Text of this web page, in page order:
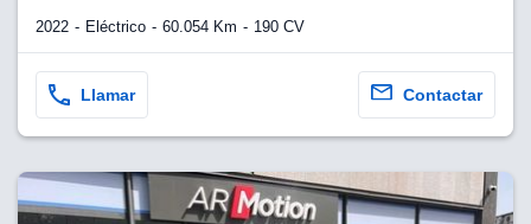
2022 Eléctrico 60.054 Km 190 CV
Llamar Contactar